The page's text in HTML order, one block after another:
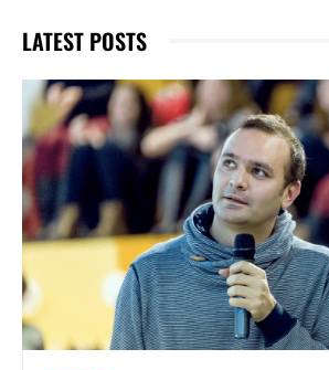
LATEST POSTS